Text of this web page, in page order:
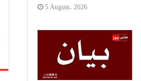
5 August، 2026